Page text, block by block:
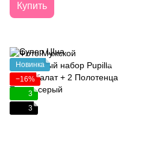
Купить
Новинка
−16%
3
3